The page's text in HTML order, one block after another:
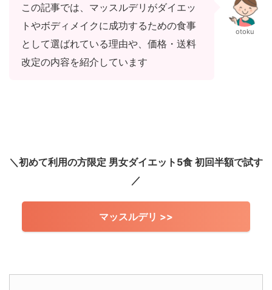
この記事では、マッスルデリがダイエッ
トやボディメイクに成功するための食事
として選ばれている理由や、価格・送料
改定の内容を紹介しています
otoku
＼初めて利用の方限定 男女ダイエット5食 初回半額で試す
／
マッスルデリ >>